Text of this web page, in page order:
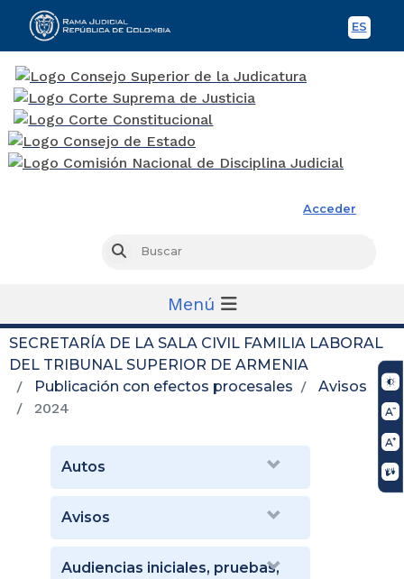
ES
Acceder
Buscar
Menú
SECRETARÍA DE LA SALA CIVIL FAMILIA LABORAL
DEL TRIBUNAL SUPERIOR DE ARMENIA
Publicación con efectos procesales
Avisos
2024
Autos
Avisos
Audiencias iniciales, pruebas,